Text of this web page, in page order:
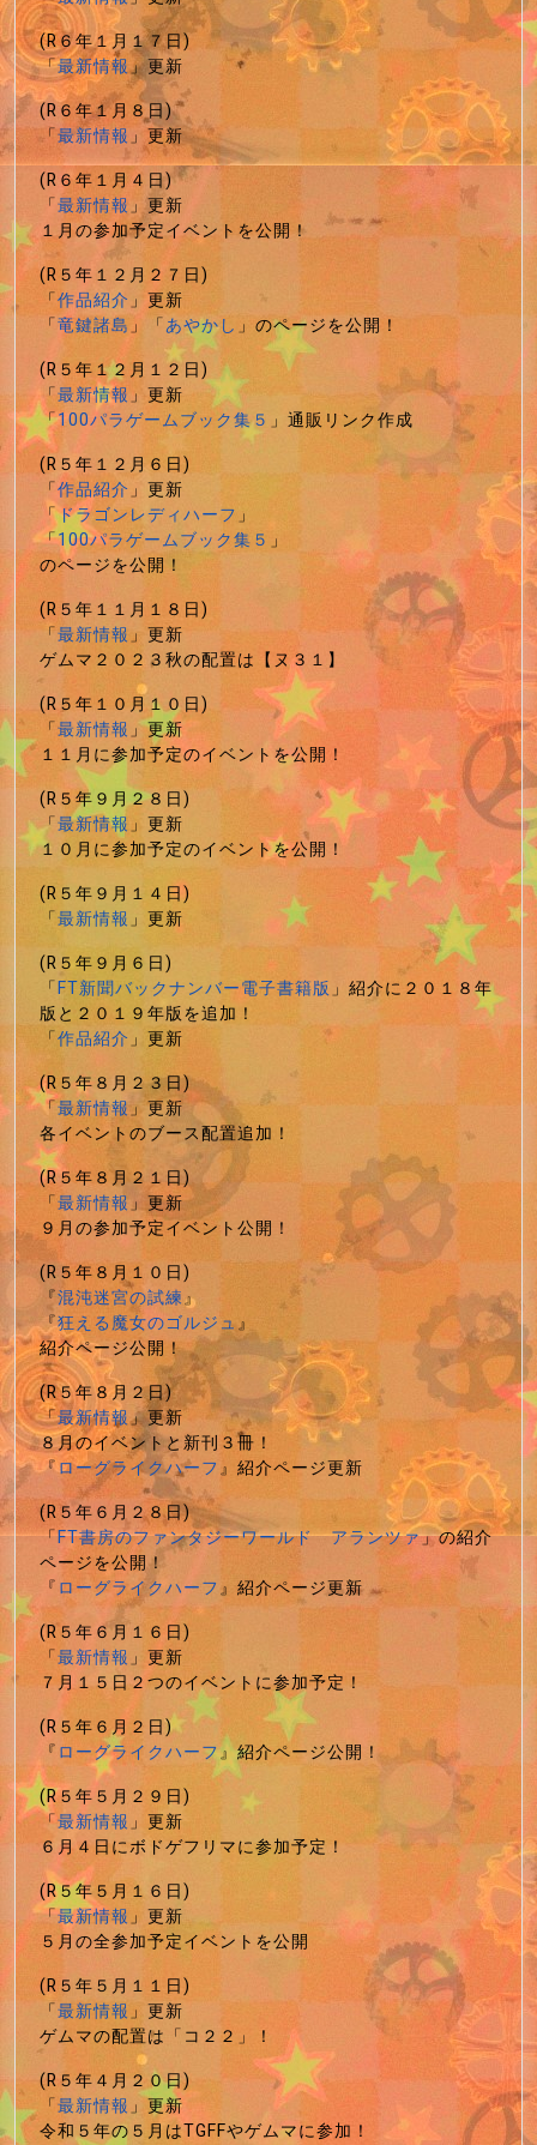
(R６年１月１７日)
「最新情報」更新
(R６年１月８日)
「最新情報」更新
(R６年１月４日)
「最新情報」更新
１月の参加予定イベントを公開！
(R５年１２月２７日)
「作品紹介」更新
「竜鍵諸島」「あやかし」のページを公開！
(R５年１２月１２日)
「最新情報」更新
「100パラゲームブック集５ 」通販リンク作成
(R５年１２月６日)
「作品紹介」更新
「ドラゴンレディハーフ」
「100パラゲームブック集５ 」
のページを公開！
(R５年１１月１８日)
「最新情報」更新
ゲムマ２０２３秋の配置は【ヌ３１】
(R５年１０月１０日)
「最新情報」更新
１１月に参加予定のイベントを公開！
(R５年９月２８日)
「最新情報」更新
１０月に参加予定のイベントを公開！
(R５年９月１４日)
「最新情報」更新
(R５年９月６日)
「FT新聞バックナンバー電子書籍版」紹介に２０１８年
版と２０１９年版を追加！
「作品紹介」更新
(R５年８月２３日)
「最新情報」更新
各イベントのブース配置追加！
(R５年８月２１日)
「最新情報」更新
９月の参加予定イベント公開！
(R５年８月１０日)
『混沌迷宮の試練』
『狂える魔女のゴルジュ』
紹介ページ公開！
(R５年８月２日)
「最新情報」更新
８月のイベントと新刊３冊！
『ローグライクハーフ』紹介ページ更新
(R５年６月２８日)
「FT書房のファンタジーワールド アランツァ」の紹介
ページを公開！
『ローグライクハーフ』紹介ページ更新
(R５年６月１６日)
「最新情報」更新
７月１５日２つのイベントに参加予定！
(R５年６月２日)
『ローグライクハーフ』紹介ページ公開！
(R５年５月２９日)
「最新情報」更新
６月４日にボドゲフリマに参加予定！
(R５年５月１６日)
「最新情報」更新
５月の全参加予定イベントを公開
(R５年５月１１日)
「最新情報」更新
ゲムマの配置は「コ２２」！
(R５年４月２０日)
「最新情報」更新
令和５年の５月はTGFFやゲムマに参加！